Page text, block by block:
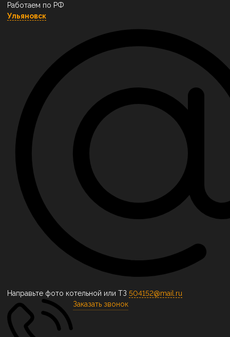
Работаем по РФ
Ульяновск
Направьте фото котельной или ТЗ 504152@mail.ru
Заказать звонок